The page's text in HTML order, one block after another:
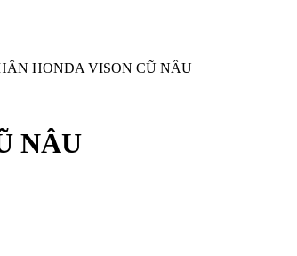
HONDA VISON CŨ NÂU
NÂU